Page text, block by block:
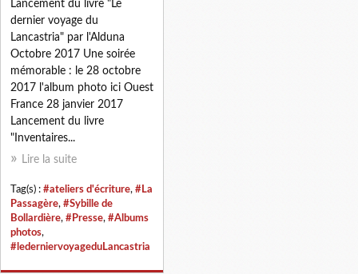
Lancement du livre "Le
dernier voyage du
Lancastria" par l'Alduna
Octobre 2017 Une soirée
mémorable : le 28 octobre
2017 l'album photo ici Ouest
France 28 janvier 2017
Lancement du livre
"Inventaires...
Lire la suite
Tag(s) : #ateliers d'écriture, #La
Passagère, #Sybille de
Bollardière, #Presse, #Albums
photos,
#lederniervoyageduLancastria